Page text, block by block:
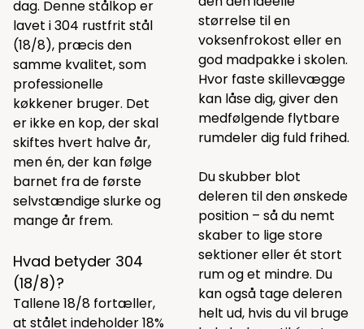
dag. Denne stålkop er
lavet i 304 rustfrit stål
(18/8), præcis den
samme kvalitet, som
professionelle
køkkener bruger. Det
er ikke en kop, der skal
skiftes hvert halve år,
men én, der kan følge
barnet fra de første
selvstændige slurke og
mange år frem.
Hvad betyder 304
(18/8)?
Tallene 18/8 fortæller,
at stålet indeholder 18%
størrelse til en
voksenfrokost eller en
god madpakke i skolen.
Hvor faste skillevægge
kan låse dig, giver den
medfølgende flytbare
rumdeler dig fuld frihed.
Du skubber blot
deleren til den ønskede
position – så du nemt
skaber to lige store
sektioner eller ét stort
rum og et mindre. Du
kan også tage deleren
helt ud, hvis du vil bruge